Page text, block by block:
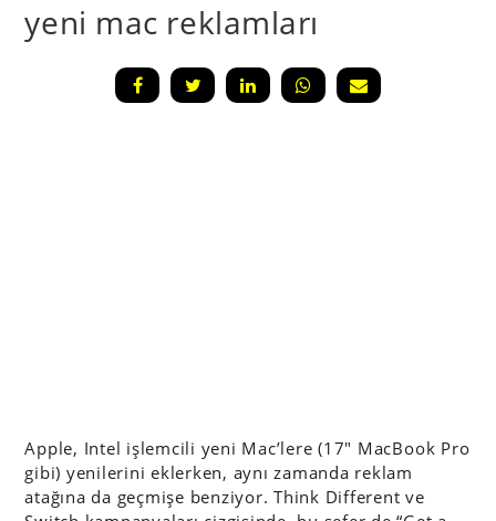
yeni mac reklamları
Apple, Intel işlemcili yeni Mac’lere (17″ MacBook Pro
gibi) yenilerini eklerken, aynı zamanda reklam
atağına da geçmişe benziyor. Think Different ve